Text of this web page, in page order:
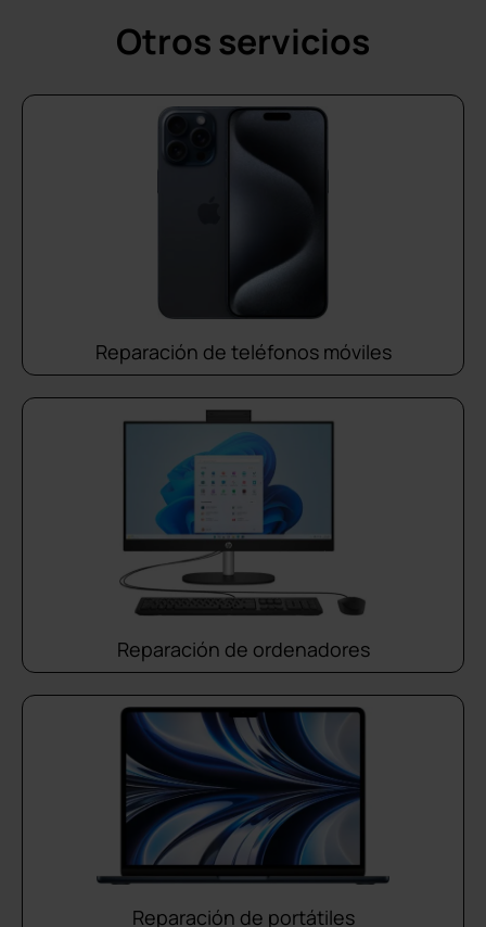
Otros servicios
Reparación de teléfonos móviles
Reparación de ordenadores
Reparación de portátiles